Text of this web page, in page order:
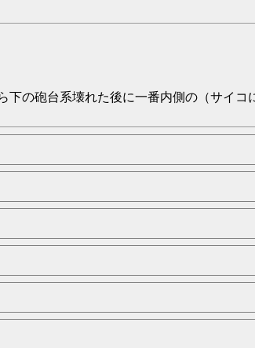
下の砲台系壊れた後に一番内側の（サイ